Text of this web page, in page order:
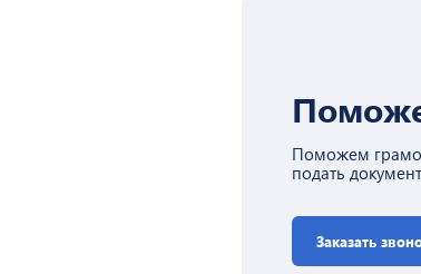
Поможем
подать
Заказать